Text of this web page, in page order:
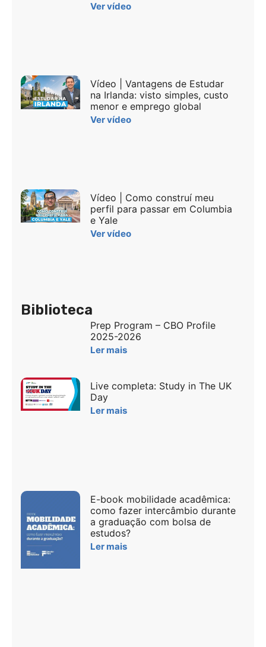
Ver vídeo
Vídeo | Vantagens de Estudar
na Irlanda: visto simples, custo
menor e emprego global
Ver vídeo
Vídeo | Como construí meu
perfil para passar em Columbia
e Yale
Ver vídeo
Biblioteca
Prep Program – CBO Profile
2025-2026
Ler mais
Live completa: Study in The UK
Day
Ler mais
E-book mobilidade acadêmica:
como fazer intercâmbio durante
a graduação com bolsa de
estudos?
Ler mais